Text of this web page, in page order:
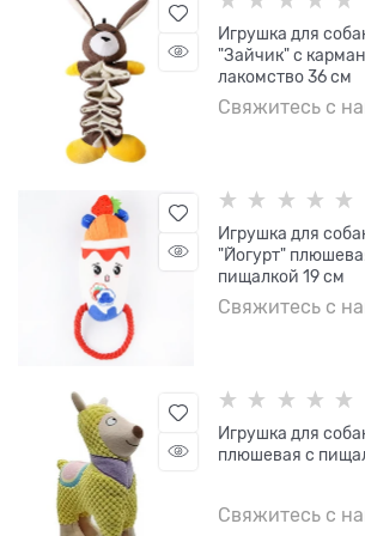
Игрушка для
"Зайчик" с
лакомство 36 см
Свяжитесь с
Игрушка для
"Йогурт"
пищалкой 19 см
Свяжитесь с
Игрушка для
плюшевая с
Свяжитесь с